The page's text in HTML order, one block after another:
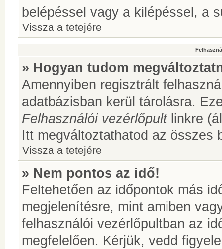
belépéssel vagy a kilépéssel, a
Vissza a tetejére
» Hogyan tudom
Amennyiben regisztrált
adatbázisban kerül tárolásra.
Felhasználói vezérlőpultlinkre
Itt megváltoztathatod az összes
Vissza a tetejére
» Nem pontos az idő!
Feltehetően az időpontok más
megjelenítésre, mint amiben
felhasználói vezérlőpultban az
megfelelően. Kérjük, vedd